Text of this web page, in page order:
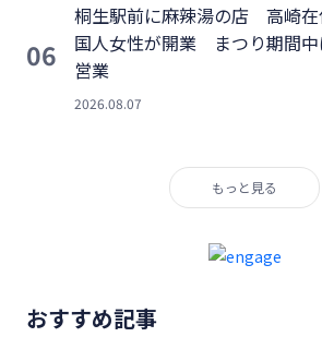
06
桐生駅前に麻辣湯の店 高崎在
国人女性が開業 まつり期間中
営業
2026.08.07
もっと見る
おすすめ記事